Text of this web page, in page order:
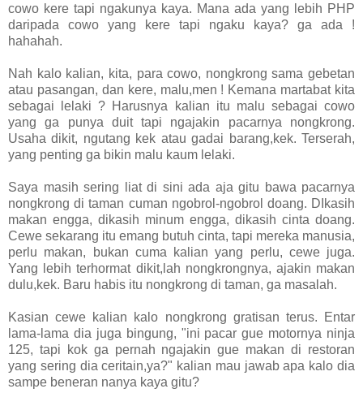
cowo kere tapi ngakunya kaya. Mana ada yang lebih PHP
daripada cowo yang kere tapi ngaku kaya? ga ada !
hahahah.
Nah kalo kalian, kita, para cowo, nongkrong sama gebetan
atau pasangan, dan kere, malu,men ! Kemana martabat kita
sebagai lelaki ? Harusnya kalian itu malu sebagai cowo
yang ga punya duit tapi ngajakin pacarnya nongkrong.
Usaha dikit, ngutang kek atau gadai barang,kek. Terserah,
yang penting ga bikin malu kaum lelaki.
Saya masih sering liat di sini ada aja gitu bawa pacarnya
nongkrong di taman cuman ngobrol-ngobrol doang. DIkasih
makan engga, dikasih minum engga, dikasih cinta doang.
Cewe sekarang itu emang butuh cinta, tapi mereka manusia,
perlu makan, bukan cuma kalian yang perlu, cewe juga.
Yang lebih terhormat dikit,lah nongkrongnya, ajakin makan
dulu,kek. Baru habis itu nongkrong di taman, ga masalah.
Kasian cewe kalian kalo nongkrong gratisan terus. Entar
lama-lama dia juga bingung, "ini pacar gue motornya ninja
125, tapi kok ga pernah ngajakin gue makan di restoran
yang sering dia ceritain,ya?" kalian mau jawab apa kalo dia
sampe beneran nanya kaya gitu?